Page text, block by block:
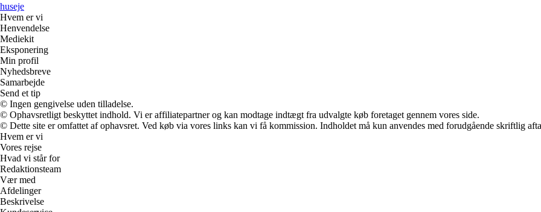
huseje
Hvem er vi
Henvendelse
Mediekit
Eksponering
Min profil
Nyhedsbreve
Samarbejde
Send et tip
© Ingen gengivelse uden tilladelse.
© Ophavsretligt beskyttet indhold. Vi er affiliatepartner og kan modtage indtægt fra udvalgte køb foretaget gennem vores side.
© Dette site er omfattet af ophavsret. Ved køb via vores links kan vi få kommission. Indholdet må kun anvendes med forudgående skriftlig
Hvem er vi
Vores rejse
Hvad vi står for
Redaktionsteam
Vær med
Afdelinger
Beskrivelse